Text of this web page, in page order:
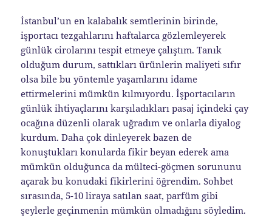
İstanbul’un en kalabalık semtlerinin birinde,
işportacı tezgahlarını haftalarca gözlemleyerek
günlük cirolarını tespit etmeye çalıştım. Tanık
olduğum durum, sattıkları ürünlerin maliyeti sıfır
olsa bile bu yöntemle yaşamlarını idame
ettirmelerini mümkün kılmıyordu. İşportacıların
günlük ihtiyaçlarını karşıladıkları pasaj içindeki çay
ocağına düzenli olarak uğradım ve onlarla diyalog
kurdum. Daha çok dinleyerek bazen de
konuştukları konularda fikir beyan ederek ama
mümkün olduğunca da mülteci-göçmen sorununu
açarak bu konudaki fikirlerini öğrendim. Sohbet
sırasında, 5-10 liraya satılan saat, parfüm gibi
şeylerle geçinmenin mümkün olmadığını söyledim.